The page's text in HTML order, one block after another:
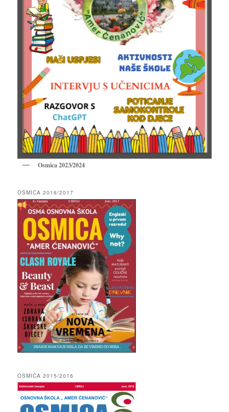
Osmica 2023/2024
OSMICA 2016/2017
OSMICA 2015/2016